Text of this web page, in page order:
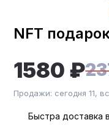
NFT
1580 ₽
Продажи: сегодня 11,
Быстра доставка